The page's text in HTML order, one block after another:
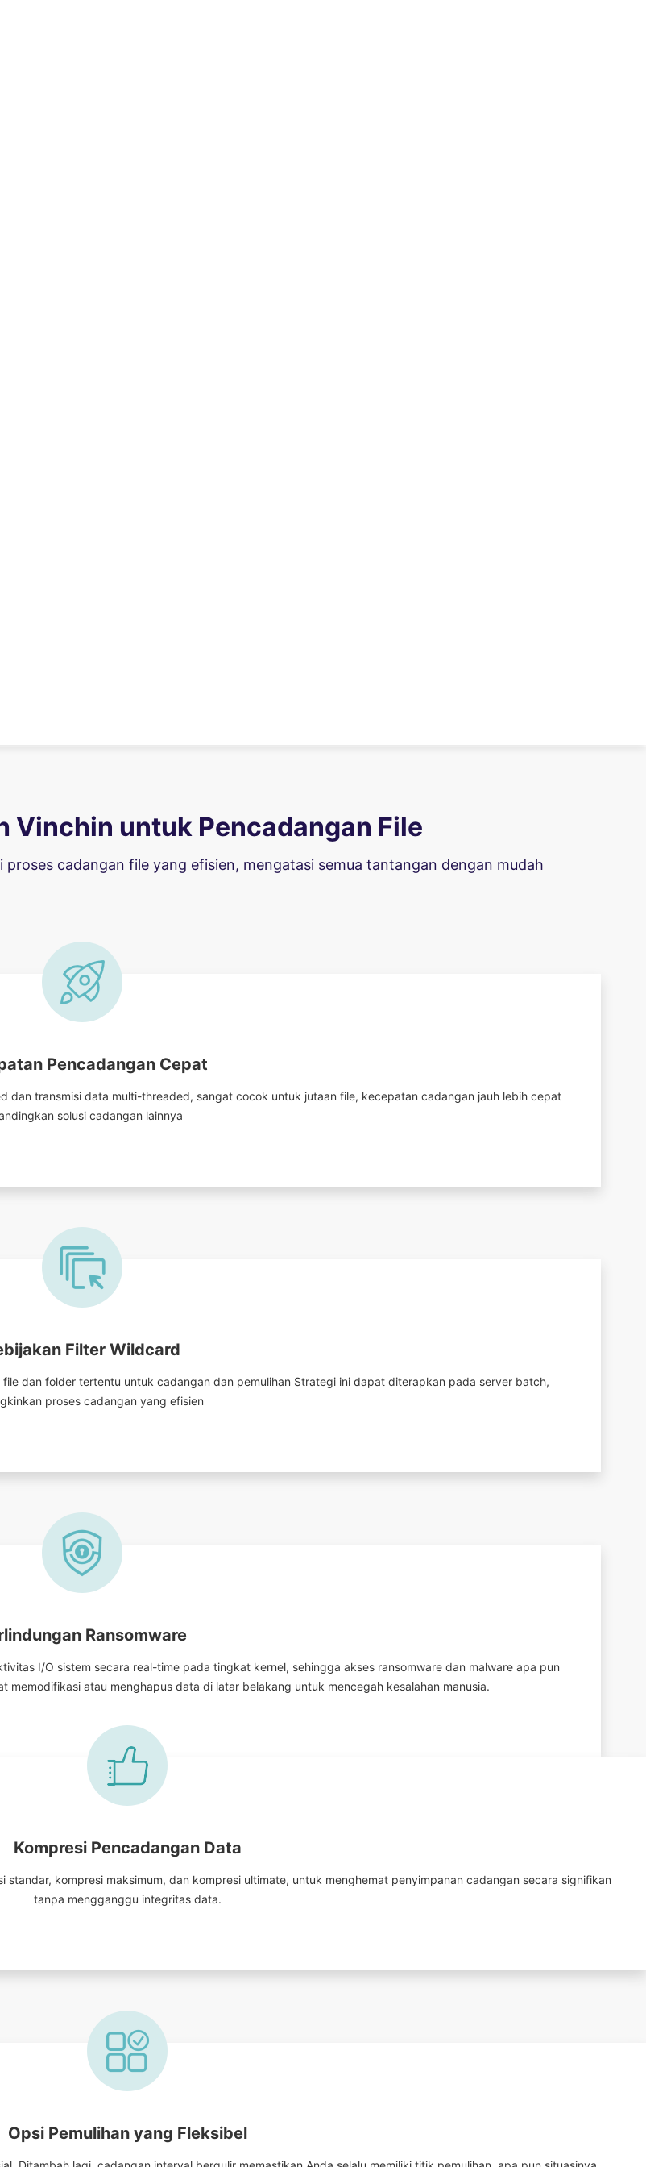
pencadangan. Folder yang dalam lebih memperlambat pemindaian, membahayakan efisiensi pencadangan
Vinchin untuk Pencadangan File
cadangan file yang efisien, mengatasi semua tantangan dengan mudah
Pencadangan Cepat
transmisi data multi-threaded, sangat cocok untuk jutaan file, kecepatan cadangan jauh lebih cepat
solusi cadangan lainnya
Filter Wildcard
dan folder tertentu untuk cadangan dan pemulihan Strategi ini dapat diterapkan pada server batch,
proses cadangan yang efisien
Ransomware
I/O sistem secara real-time pada tingkat kernel, sehingga akses ransomware dan malware apa pun
atau menghapus data di latar belakang untuk mencegah kesalahan manusia.
Kompresi Pencadangan Data
standar, kompresi maksimum, dan kompresi ultimate, untuk menghemat penyimpanan cadangan secara signifikan
tanpa mengganggu integritas data.
Opsi Pemulihan yang Fleksibel